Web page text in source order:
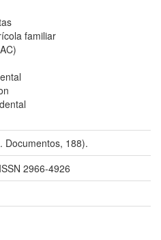
familiar
Documentos, 188).
2966-4926